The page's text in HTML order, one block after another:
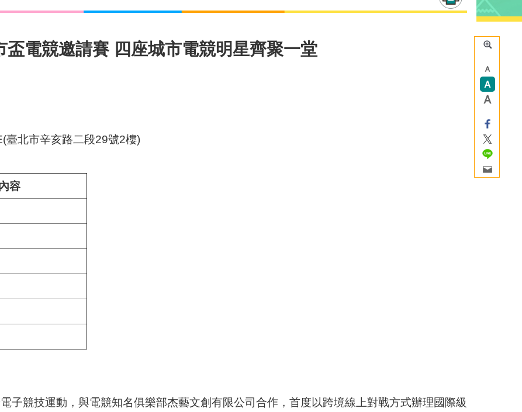
盃電競邀請賽 四座城市電競明星齊聚一堂
臺北市辛亥路二段29號2樓)
容
子競技運動，與電競知名俱樂部杰藝文創有限公司合作，首度以跨境線上對戰方式辦理國際級